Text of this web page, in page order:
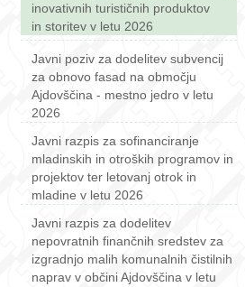
inovativnih turističnih produktov
in storitev v letu 2026
Javni poziv za dodelitev subvencij
za obnovo fasad na območju
Ajdovščina - mestno jedro v letu
2026
Javni razpis za sofinanciranje
mladinskih in otroških programov in
projektov ter letovanj otrok in
mladine v letu 2026
Javni razpis za dodelitev
nepovratnih finančnih sredstev za
izgradnjo malih komunalnih čistilnih
naprav v občini Ajdovščina v letu